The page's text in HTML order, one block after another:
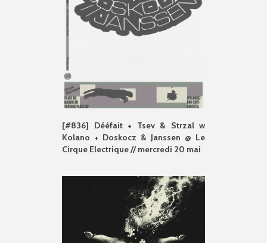
[#836] Dééfait + Tsev & Strzal w
Kolano + Doskocz & Janssen @ Le
Cirque Electrique // mercredi 20 mai